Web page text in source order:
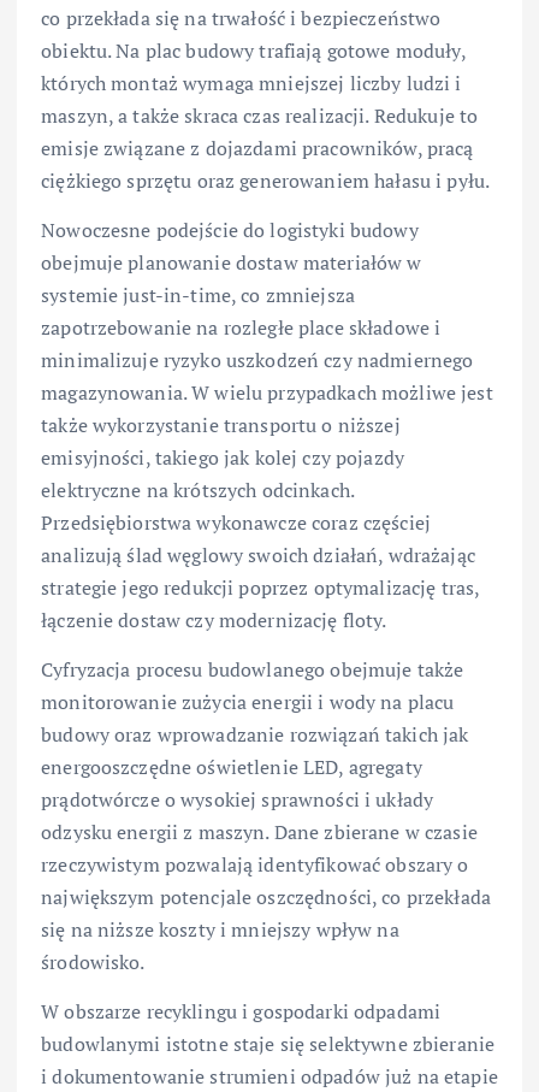
co przekłada się na trwałość i bezpieczeństwo
obiektu. Na plac budowy trafiają gotowe moduły,
których montaż wymaga mniejszej liczby ludzi i
maszyn, a także skraca czas realizacji. Redukuje to
emisje związane z dojazdami pracowników, pracą
ciężkiego sprzętu oraz generowaniem hałasu i pyłu.
Nowoczesne podejście do logistyki budowy
obejmuje planowanie dostaw materiałów w
systemie just-in-time, co zmniejsza
zapotrzebowanie na rozległe place składowe i
minimalizuje ryzyko uszkodzeń czy nadmiernego
magazynowania. W wielu przypadkach możliwe jest
także wykorzystanie transportu o niższej
emisyjności, takiego jak kolej czy pojazdy
elektryczne na krótszych odcinkach.
Przedsiębiorstwa wykonawcze coraz częściej
analizują ślad węglowy swoich działań, wdrażając
strategie jego redukcji poprzez optymalizację tras,
łączenie dostaw czy modernizację floty.
Cyfryzacja procesu budowlanego obejmuje także
monitorowanie zużycia energii i wody na placu
budowy oraz wprowadzanie rozwiązań takich jak
energooszczędne oświetlenie LED, agregaty
prądotwórcze o wysokiej sprawności i układy
odzysku energii z maszyn. Dane zbierane w czasie
rzeczywistym pozwalają identyfikować obszary o
największym potencjale oszczędności, co przekłada
się na niższe koszty i mniejszy wpływ na
środowisko.
W obszarze recyklingu i gospodarki odpadami
budowlanymi istotne staje się selektywne zbieranie
i dokumentowanie strumieni odpadów już na etapie